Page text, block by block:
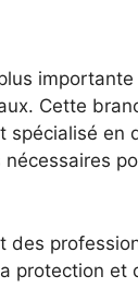
Cette
spécialisé en
des
protection et